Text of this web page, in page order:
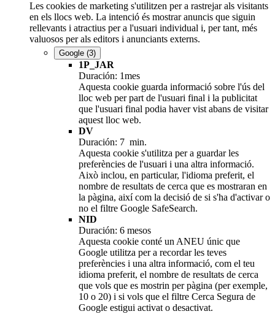
Les cookies de marketing s'utilitzen per a rastrejar als visitants
en els llocs web. La intenció és mostrar anuncis que siguin
rellevants i atractius per a l'usuari individual i, per tant, més
valuosos per als editors i anunciants externs.
Google (3)
1P_JAR
Duración: 1mes
Aquesta cookie guarda informació sobre l'ús del
lloc web per part de l'usuari final i la publicitat
que l'usuari final podia haver vist abans de visitar
aquest lloc web.
DV
Duración: 7 min.
Aquesta cookie s'utilitza per a guardar les
preferències de l'usuari i una altra informació.
Això inclou, en particular, l'idioma preferit, el
nombre de resultats de cerca que es mostraran en
la pàgina, així com la decisió de si s'ha d'activar o
no el filtre Google SafeSearch.
NID
Duración: 6 mesos
Aquesta cookie conté un ANEU únic que
Google utilitza per a recordar les teves
preferències i una altra informació, com el teu
idioma preferit, el nombre de resultats de cerca
que vols que es mostrin per pàgina (per exemple,
10 o 20) i si vols que el filtre Cerca Segura de
Google estigui activat o desactivat.